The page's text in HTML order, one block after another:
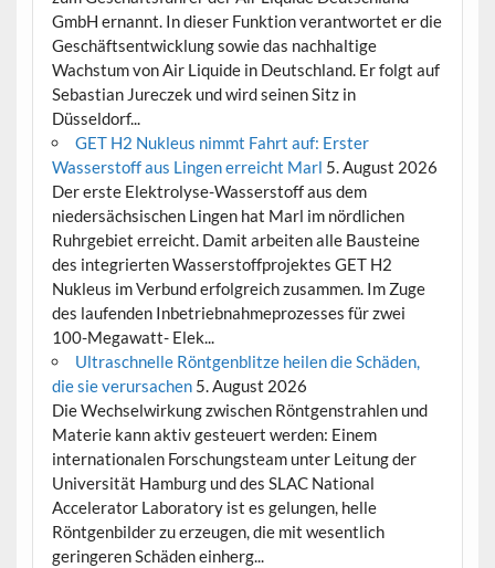
GmbH ernannt. In dieser Funktion verantwortet er die
Geschäftsentwicklung sowie das nachhaltige
Wachstum von Air Liquide in Deutschland. Er folgt auf
Sebastian Jureczek und wird seinen Sitz in
Düsseldorf...
GET H2 Nukleus nimmt Fahrt auf: Erster
Wasserstoff aus Lingen erreicht Marl 5. August 2026
Der erste Elektrolyse-Wasserstoff aus dem
niedersächsischen Lingen hat Marl im nördlichen
Ruhrgebiet erreicht. Damit arbeiten alle Bausteine
des integrierten Wasserstoffprojektes GET H2
Nukleus im Verbund erfolgreich zusammen. Im Zuge
des laufenden Inbetriebnahmeprozesses für zwei
100-Megawatt- Elek...
Ultraschnelle Röntgenblitze heilen die Schäden,
die sie verursachen 5. August 2026
Die Wechselwirkung zwischen Röntgenstrahlen und
Materie kann aktiv gesteuert werden: Einem
internationalen Forschungsteam unter Leitung der
Universität Hamburg und des SLAC National
Accelerator Laboratory ist es gelungen, helle
Röntgenbilder zu erzeugen, die mit wesentlich
geringeren Schäden einherg...